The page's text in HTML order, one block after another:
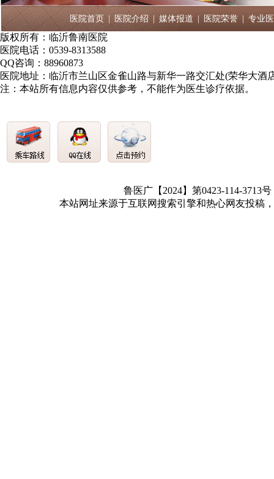
医院首页 | 医院介绍 媒体报道 医院荣誉 专业
版权所有：临沂鲁南医院
医院电话：0539-8313588
QQ咨询：88960873
医院地址：临沂市兰山区金雀山路与新华一路交汇处(荣华大酒
注：本站所有信息内容仅供参考，不能作为医生诊疗依据。
鲁医广【2024】第0423-114-3713
本站网址来源于互联网搜索引擎和热心网友投稿